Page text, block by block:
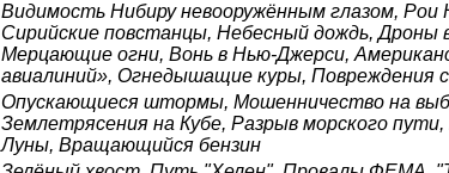
Видимость Нибиру невооружённым глазом,
Сирийские повстанцы, Небесный дождь,
Мерцающие огни, Вонь в Нью-Джерси,
авиалиний», Огнедышащие куры,
Опускающиеся штормы, Мошенничество на
Землетрясения на Кубе, Разрыв морского
Луны, Вращающийся бензин